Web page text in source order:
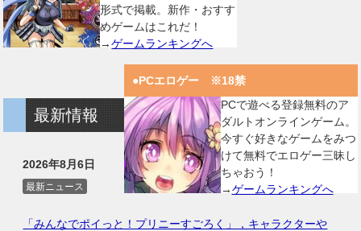
形式で掲載。新作・おすす
めゲームはこれだ！
→ゲームランキングへ
●PCエロゲー ※18禁
PCで遊べる登録無料のア
ダルトオンラインゲーム。
今すぐ好きなゲームをみつ
けて無料でエロゲー三昧し
ちゃおう！
→ゲームランキングへ
最新情報
2026年8月6日
最新ニュース
「みんなでポイっと！プリニーすごろく」，キャラクターや